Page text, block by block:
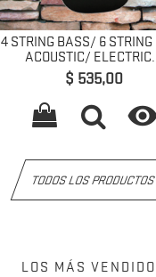
4 STRING BASS/ 6 STRING
ACOUSTIC/
Precio
$ 535,00
TODOS LOS PRODUCTOS
LOS MÁS